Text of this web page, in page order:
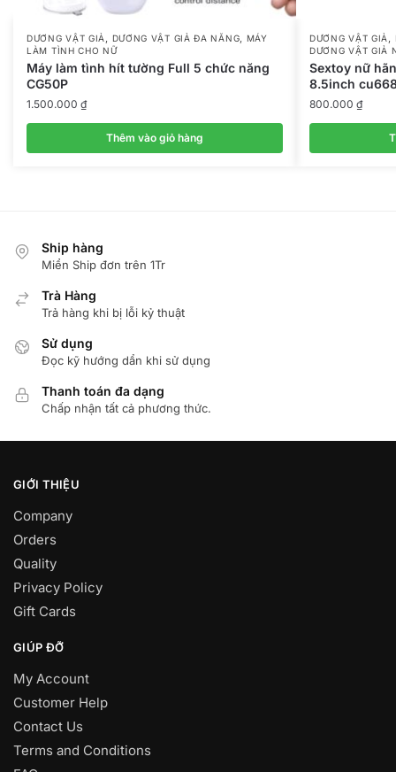
DƯƠNG VẬT GIẢ, DƯƠNG VẬT GIẢ ĐA NĂNG, MÁY
LÀM TÌNH CHO NỮ
Máy làm tình hít tường Full 5 chức năng
CG50P
1.500.000 ₫
Thêm vào giỏ hàng
DƯƠNG VẬT GIẢ,
DƯƠNG VẬT GIẢ
Sextoy nữ
8.5inch
800.000 ₫
Ship hàng
Miển Ship đơn trên 1Tr
Trà Hàng
Trả hàng khi bị lỗi kỷ thuật
Sử dụng
Đọc kỹ hướng dẩn khi sử dụng
Thanh toán đa dạng
Chấp nhận tất cả phương thức.
GIỚI THIỆU
Company
Orders
Quality
Privacy Policy
Gift Cards
GIÚP ĐỠ
My Account
Customer Help
Contact Us
Terms and Conditions